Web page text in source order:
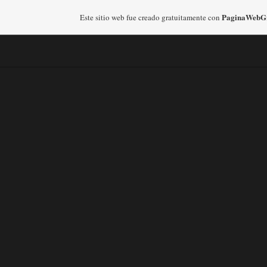
Este sitio web fue creado gratuitamente con